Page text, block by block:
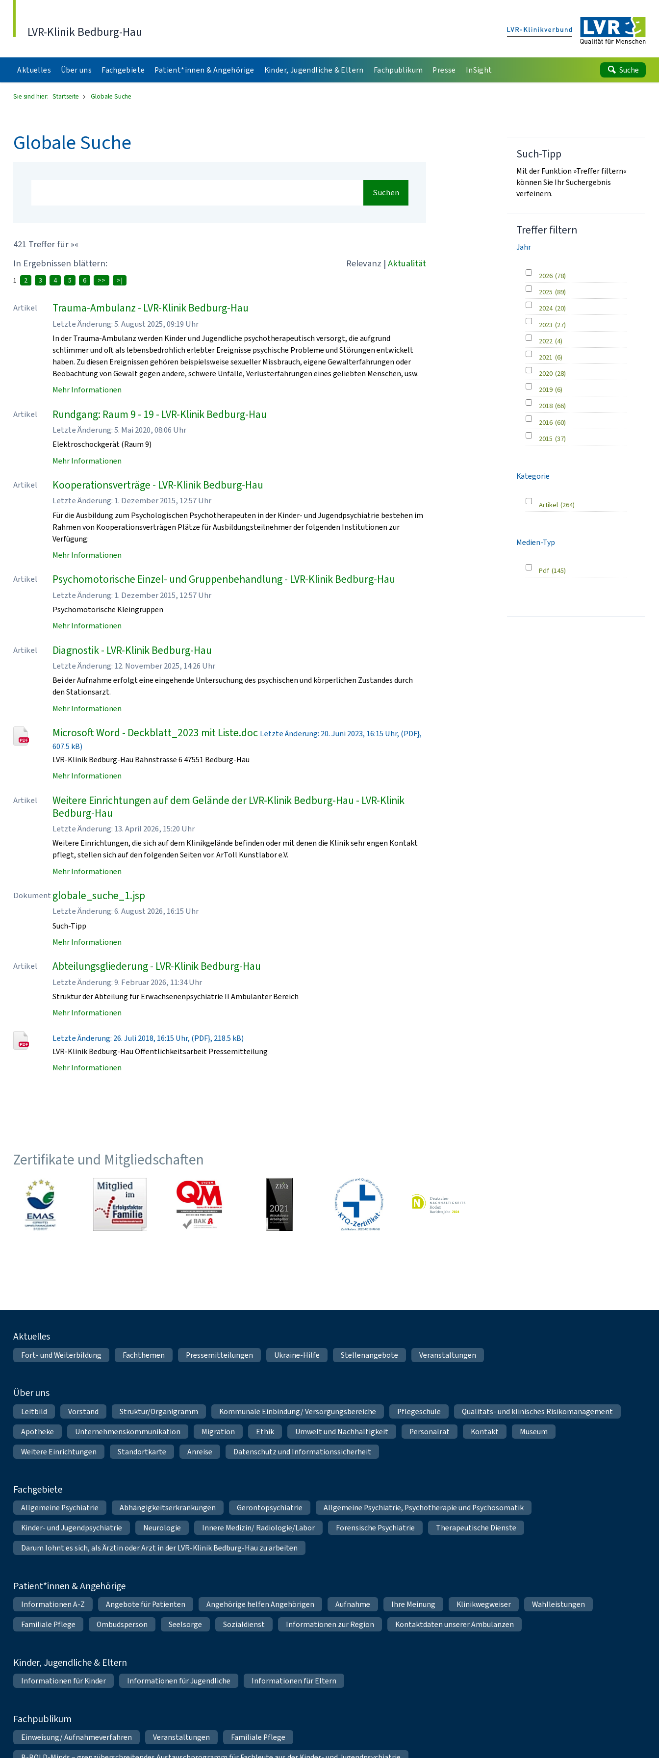
LVR-Klinik Bedburg-Hau
Aktuelles Über uns Fachgebiete Patient*innen & Angehörige Kinder, Jugendliche & Eltern Fachpublikum Presse InSight Suche
Sie sind hier: Startseite Globale Suche
Globale Suche
Suchen
421 Treffer für »«
In Ergebnissen blättern:
Relevanz | Aktualität
1 2 3 4 5 6 >> >|
Artikel Trauma-Ambulanz - LVR-Klinik Bedburg-Hau
Letzte Änderung: 5. August 2025, 09:19 Uhr
In der Trauma-Ambulanz werden Kinder und Jugendliche psychotherapeutisch versorgt, die aufgrund
schlimmer und oft als lebensbedrohlich erlebter Ereignisse psychische Probleme und Störungen entwickelt
haben. Zu diesen Ereignissen gehören beispielsweise sexueller Missbrauch, eigene Gewalterfahrungen oder
Beobachtung von Gewalt gegen andere, schwere Unfälle, Verlusterfahrungen eines geliebten Menschen, usw.
Mehr Informationen
Artikel Rundgang: Raum 9 - 19 - LVR-Klinik Bedburg-Hau
Letzte Änderung: 5. Mai 2020, 08:06 Uhr
Elektroschockgerät (Raum 9)
Mehr Informationen
Artikel Kooperationsverträge - LVR-Klinik Bedburg-Hau
Letzte Änderung: 1. Dezember 2015, 12:57 Uhr
Für die Ausbildung zum Psychologischen Psychotherapeuten in der Kinder- und Jugendpsychiatrie bestehen im
Rahmen von Kooperationsverträgen Plätze für Ausbildungsteilnehmer der folgenden Institutionen zur
Verfügung:
Mehr Informationen
Artikel Psychomotorische Einzel- und Gruppenbehandlung - LVR-Klinik Bedburg-Hau
Letzte Änderung: 1. Dezember 2015, 12:57 Uhr
Psychomotorische Kleingruppen
Mehr Informationen
Artikel Diagnostik - LVR-Klinik Bedburg-Hau
Letzte Änderung: 12. November 2025, 14:26 Uhr
Bei der Aufnahme erfolgt eine eingehende Untersuchung des psychischen und körperlichen Zustandes durch
den Stationsarzt.
Mehr Informationen
Microsoft Word - Deckblatt_2023 mit Liste.doc Letzte Änderung: 20. Juni 2023, 16:15 Uhr, (PDF},
607.5 kB)
LVR-Klinik Bedburg-Hau Bahnstrasse 6 47551 Bedburg-Hau
Mehr Informationen
Artikel
Weitere Einrichtungen auf dem Gelände der LVR-Klinik Bedburg-Hau - LVR-Klinik
Bedburg-Hau
Letzte Änderung: 13. April 2026, 15:20 Uhr
Weitere Einrichtungen, die sich auf dem Klinikgelände befinden oder mit denen die Klinik sehr engen Kontakt
pflegt, stellen sich auf den folgenden Seiten vor. ArToll Kunstlabor e.V.
Mehr Informationen
Dokument globale_suche_1.jsp
Letzte Änderung: 6. August 2026, 16:15 Uhr
Such-Tipp
Mehr Informationen
Artikel Abteilungsgliederung - LVR-Klinik Bedburg-Hau
Letzte Änderung: 9. Februar 2026, 11:34 Uhr
Struktur der Abteilung für Erwachsenenpsychiatrie II Ambulanter Bereich
Mehr Informationen
Letzte Änderung: 26. Juli 2018, 16:15 Uhr, (PDF}, 218.5 kB)
LVR-Klinik Bedburg-Hau Öffentlichkeitsarbeit Pressemitteilung
Mehr Informationen
Such-Tipp
Mit der Funktion »Treffer filtern«
können Sie Ihr Suchergebnis
verfeinern.
Treffer filtern
Jahr
2026 (78)
2025 (89)
2024 (20)
2023 (27)
2022 (4)
2021 (6)
2020 (28)
2019 (6)
2018 (66)
2016 (60)
2015 (37)
Kategorie
Artikel (264)
Medien-Typ
Pdf (145)
Zertifikate und Mitgliedschaften
Fußnavigation
Aktuelles
Fort- und Weiterbildung Fachthemen Pressemitteilungen Ukraine-Hilfe Stellenangebote Veranstaltungen
Über uns
Leitbild Vorstand Struktur/Organigramm Kommunale Einbindung/ Versorgungsbereiche Pflegeschule
Qualitäts- und klinisches Risikomanagement
Apotheke
Unternehmenskommunikation Migration Ethik Umwelt und Nachhaltigkeit Personalrat Kontakt
Museum
Weitere Einrichtungen
Standortkarte Anreise Datenschutz und Informationssicherheit
Fachgebiete
Allgemeine Psychiatrie Abhängigkeitserkrankungen Gerontopsychiatrie
Allgemeine Psychiatrie, Psychotherapie und Psychosomatik
Kinder- und Jugendpsychiatrie
Neurologie Innere Medizin/ Radiologie/Labor Forensische Psychiatrie
Therapeutische Dienste
Darum lohnt es sich, als Ärztin oder Arzt in der LVR-Klinik Bedburg-Hau zu arbeiten
Patient*innen & Angehörige
Informationen A-Z Angebote für Patienten Angehörige helfen Angehörigen Aufnahme Ihre Meinung Klinikwegweiser
Wahlleistungen
Familiale Pflege
Ombudsperson Seelsorge Sozialdienst Informationen zur Region Kontaktdaten unserer Ambulanzen
Kinder, Jugendliche & Eltern
Informationen für Kinder Informationen für Jugendliche Informationen für Eltern
Fachpublikum
Einweisung/ Aufnahmeverfahren Veranstaltungen
Familiale Pflege